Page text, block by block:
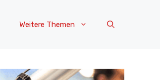
Weitere Themen